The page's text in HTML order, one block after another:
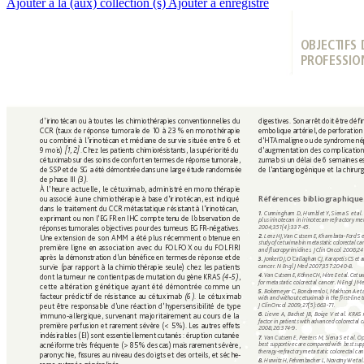
OBJECTIFS
d’ irinotécan ou à toutes les chimiothérapies conventionnelles du
CCR (taux de réponse tumorale de 10 à 23 % en monothérapie
ou combiné à
l’irinotécan et médiane de survie située entre 6 et
9 mois) [1, 2] . Chez les patients chimiorésistants, la supériorité du
cétuximab sur des soins de confort en termes de réponse tumorale,
de SSP et de SG a été démontrée dans une large étude randomisée
de phase III
(3).
À l’heure actuelle, le cétuximab, administré en monothérapie
ou associé à une chimiothérapie à base d’irinotécan, est indiqué
dans le traitement du CCR métastatique résistant à l’irinotécan,
exprimant ou non l’EGFR en IHC compte tenu de l’observation de
réponses tumorales objectives pour des tumeurs EGFR-négatives.
Une extension de son AMM a été plus récemment obtenue en
première ligne en association avec du FOLFOX ou du FOLFIRI
après la démonstration d’un bénéﬁce en termes de réponse et de
survie (par rapport à la chimiothérapie seule) chez les patients
dont la tumeur ne contient pas de mutation du gène KRAS (4-5)
cette altération génétique ayant été démontrée comme un
facteur prédictif de résistance au cétuximab (6).
Le cétuximab
peut être responsa ble d’une réaction d’ hypersensibilité de type
immuno-allergique, survenant majoritairement au cours de la
première perfusion et rarement sévère (< 5 %). Les autres effets
indésirables (EI) sont essentiellement cutanés : éruption cutanée
acnéiforme très fréquente (> 85 % des cas) mais rarement sévère,
paronychie, ﬁ ssures au niveau des doigts et des orteils, et séche-
digestives. Son arrêt doit être déﬁ
embolique artériel, de perforation
d’HTA maligne ou de syndrome
d’augmentation des
zumab si un délai de 6 semaines
de l’antiangiogénique et la
Références bibliogr
1. Cunningham D, Humblet Y, Siena S et al.
plus irinotecan in irinotecan-refractory
2004;351(4):337-45.
2. Lenz HJ, Van Cutsem E, Khambata-Ford S
study of cetuximab in metastatic colorectal car
and ﬂuoropyrimidines. J Clin Oncol
3. Jonker DJ,O’Callaghan CJ, Karapetis CS et a
cancer. N Engl J Med 2007;357:2040-8.
4. Van Cutsem E, KöhneCH, Hitre E etal. Cetuxi
for metastatic colorectal cancer. N Engl J
5. Bokemeyer C, Bondarenlo I, Makhson A et
with and without cetuximab in the ﬁrst-line
J Clin Oncol 2009;27(5):663-71.
6. Lievre A, Bachet JB, Boige V et al. KRAS
factor in patients with advanced colorectal
2008;26:374-9.
7. Van Cutsem E, Peeters M, Siena S et al.
best supportive care compared with best
therapy-refractory metastatic colorectal
8. Hurwitz H, Fehrenbacher L, NovotnyW et al.